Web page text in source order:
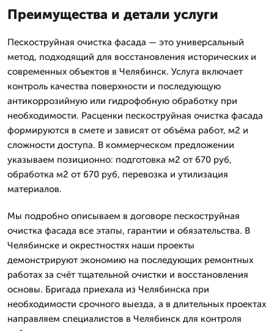
Преимущества и детали услуги
Пескоструйная очистка фасада — это универсальный
метод, подходящий для восстановления исторических и
современных объектов в Челябинск. Услуга включает
контроль качества поверхности и последующую
антикоррозийную или гидрофобную обработку при
необходимости. Расценки пескоструйная очистка фасада
формируются в смете и зависят от объёма работ, м2 и
сложности доступа. В коммерческом предложении
указываем позиционно: подготовка м2 от 670 руб,
обработка м2 от 670 руб, перевозка и утилизация
материалов.
Мы подробно описываем в договоре пескоструйная
очистка фасада все этапы, гарантии и обязательства. В
Челябинске и окрестностях наши проекты
демонстрируют экономию на последующих ремонтных
работах за счёт тщательной очистки и восстановления
основы. Бригада приехала из Челябинска при
необходимости срочного выезда, а в длительных проектах
направляем специалистов в Челябинск для контроля